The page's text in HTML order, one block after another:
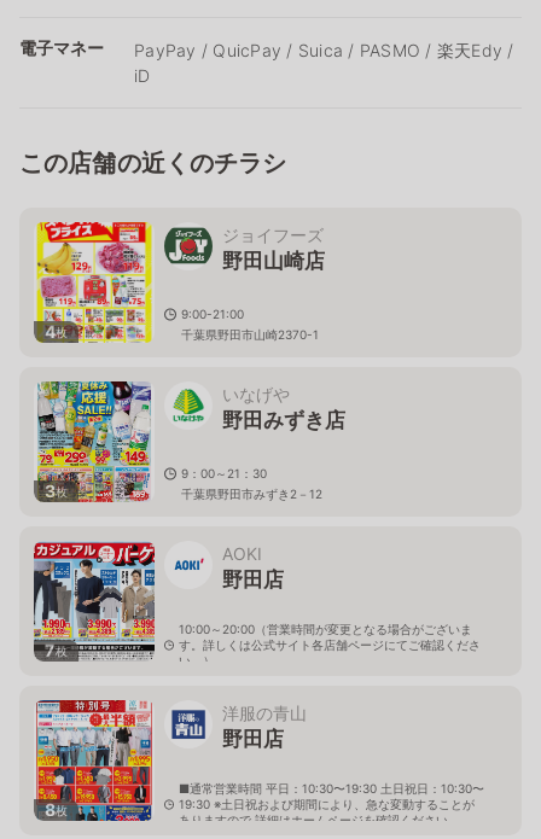
電子マネー
PayPay / QuicPay / Suica / PASMO / 楽天Edy /
iD
この店舗の近くのチラシ
4枚
ジョイフーズ
野田山崎店
9:00-21:00
千葉県野田市山崎2370-1
3枚
いなげや
野田みずき店
9：00～21：30
千葉県野田市みずき2－12
7枚
AOKI
野田店
10:00～20:00（営業時間が変更となる場合がございま
す。詳しくは公式サイト各店舗ページにてご確認くださ
い。）
8枚
洋服の青山
野田店
■通常営業時間 平日：10:30〜19:30 土日祝日：10:30〜
19:30 ※土日祝および期間により、急な変動することが
ありますので 詳細はホームページを確認ください